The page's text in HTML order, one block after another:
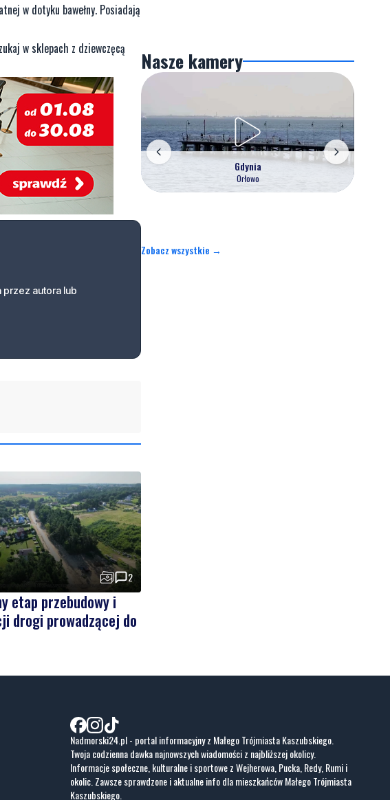
w dotyku bawełny. Posiadają
w sklepach z dziewczęcą
przez autora lub
2
etap przebudowy i
drogi prowadzącej do
Nasze kamery
Gdynia
Orłowo
Zobacz wszystkie →
Nadmorski24.pl - portal informacyjny z Małego Trójmiasta Kaszubskiego.
Twoja codzienna dawka najnowszych wiadomości z najbliższej okolicy.
Informacje społeczne, kulturalne i sportowe z Wejherowa, Pucka, Redy, Rumi i
okolic. Zawsze sprawdzone i aktualne info dla mieszkańców Małego Trójmiasta
Kaszubskiego.